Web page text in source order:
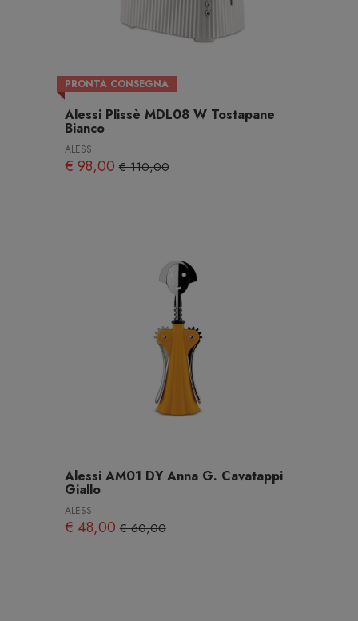
PRONTA CONSEGNA
Alessi Plissè MDL08 W Tostapane
Bianco
ALESSI
€ 98,00€ 110,00
Alessi AM01 DY Anna G. Cavatappi
Giallo
ALESSI
€ 48,00€ 60,00